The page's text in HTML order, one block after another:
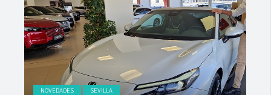
Barrios
Invercar
amplía su flota
de vehículos de
manos de
Cadimar
NOVEDADES SEVILLA